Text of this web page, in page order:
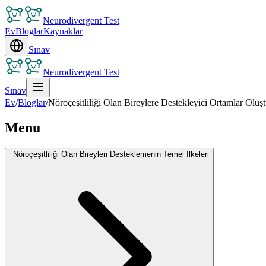
Neurodivergent Test
EvBloglarKaynaklar
Sınav
Neurodivergent Test
Sınav
Ev/Bloglar/Nöroçeşitliliği Olan Bireylere Destekleyici Ortamlar
Menu
Nöroçeşitliliği Olan Bireyleri Desteklemenin Temel İlkeleri